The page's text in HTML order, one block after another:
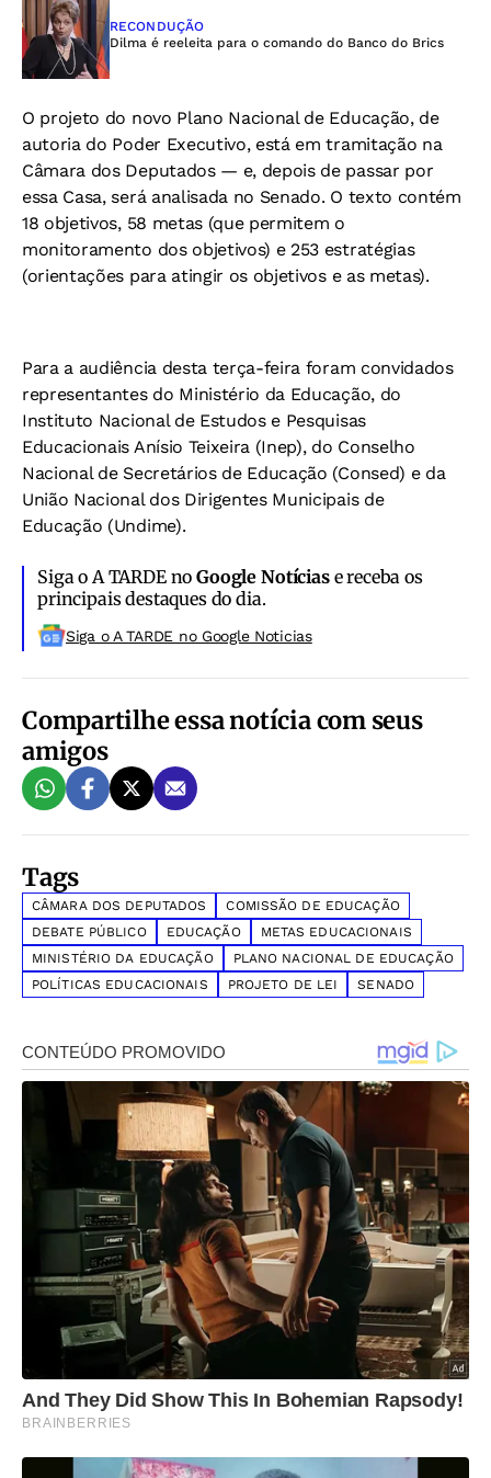
RECONDUÇÃO
Dilma é reeleita para o comando do Banco do Brics
O projeto do novo Plano Nacional de Educação, de
autoria do Poder Executivo, está em tramitação na
Câmara dos Deputados — e, depois de passar por
essa Casa, será analisada no Senado. O texto contém
18 objetivos, 58 metas (que permitem o
monitoramento dos objetivos) e 253 estratégias
(orientações para atingir os objetivos e as metas).
Para a audiência desta terça-feira foram convidados
representantes do Ministério da Educação, do
Instituto Nacional de Estudos e Pesquisas
Educacionais Anísio Teixeira (Inep), do Conselho
Nacional de Secretários de Educação (Consed) e da
União Nacional dos Dirigentes Municipais de
Educação (Undime).
Siga o A TARDE noGoogle Notíciase receba os
principais destaques do dia.
Siga o A TARDE no Google Noticias
Compartilhe essa notícia com seus
amigos
Tags
CÂMARA DOS DEPUTADOS
COMISSÃO DE EDUCAÇÃO
DEBATE PÚBLICO
EDUCAÇÃO
METAS EDUCACIONAIS
MINISTÉRIO DA EDUCAÇÃO
PLANO NACIONAL DE EDUCAÇÃO
POLÍTICAS EDUCACIONAIS
PROJETO DE LEI SENADO